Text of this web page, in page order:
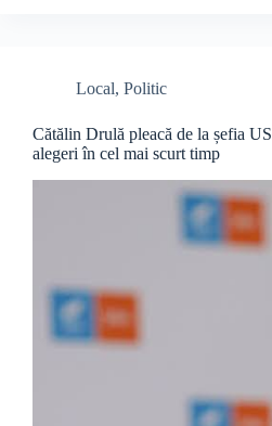
Local, Politic
Cătălin Drulă pleacă de la șefia
alegeri în cel mai scurt timp